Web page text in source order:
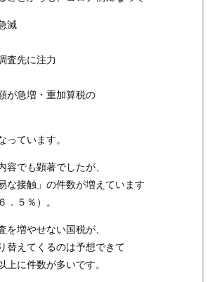
減
査先に注力
が急増・重加算税の
っています。
容でも顕著でしたが、
な接触」の件数が増えています
．５％）。
を増やせない国税が、
替えてくるのは予想できて
上に件数が多いです。